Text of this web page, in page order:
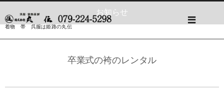
着物 帯 呉服は姫路の丸伝
お知らせ
卒業式の袴のレンタル